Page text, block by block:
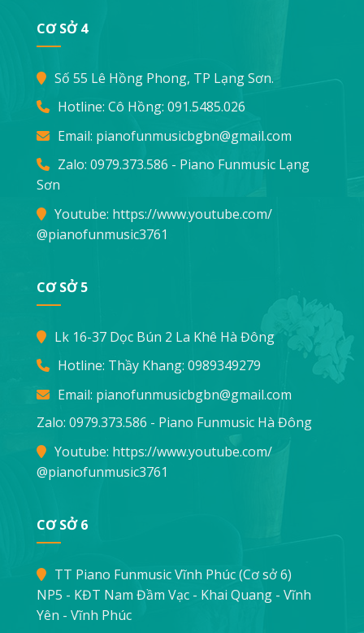
CƠ SỞ 4
Số 55 Lê Hồng Phong, TP Lạng Sơn.
Hotline: Cô Hồng: 091.5485.026
Email: pianofunmusicbgbn@gmail.com
Zalo: 0979.373.586 - Piano Funmusic Lạng
Sơn
Youtube: https://www.youtube.com/
@pianofunmusic3761
CƠ SỞ 5
Lk 16-37 Dọc Bún 2 La Khê Hà Đông
Hotline: Thầy Khang: 0989349279
Email: pianofunmusicbgbn@gmail.com
Zalo: 0979.373.586 - Piano Funmusic Hà Đông
Youtube: https://www.youtube.com/
@pianofunmusic3761
CƠ SỞ 6
TT Piano Funmusic Vĩnh Phúc (Cơ sở 6)
NP5 - KĐT Nam Đầm Vạc - Khai Quang - Vĩnh
Yên - Vĩnh Phúc